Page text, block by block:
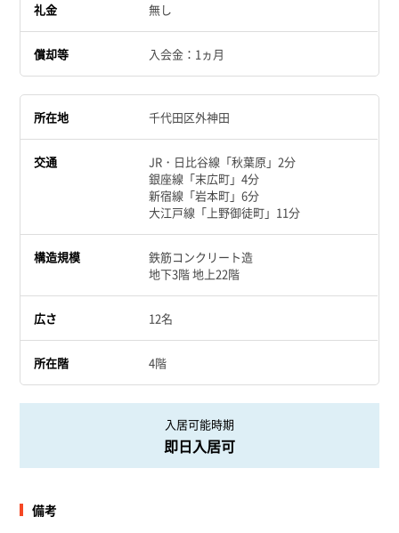
礼金 無し
償却等 入会金：1ヵ月
所在地 千代田区外神田
交通
JR・日比谷線「秋葉原」2分
銀座線「末広町」4分
新宿線「岩本町」6分
大江戸線「上野御徒町」11分
構造規模
鉄筋コンクリート造
地下3階 地上22階
広さ 12名
所在階 4階
入居可能時期
即日入居可
備考